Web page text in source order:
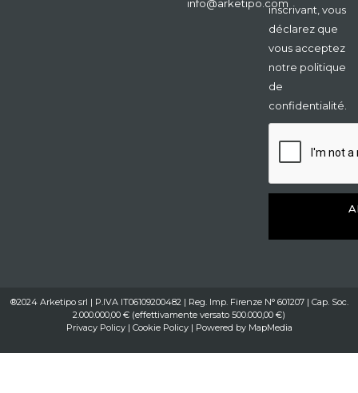
info@arketipo.com
inscrivant, vous
déclarez que
vous acceptez
notre politique
de
confidentialité.
®2024 Arketipo srl | P.IVA IT06109200482 | Reg. Imp. Firenze N° 601207 | Cap. Soc.
2.000.000,00 € (effettivamente versato 500.000,00 €)
Privacy Policy| Cookie Policy| Powered by MapMedia